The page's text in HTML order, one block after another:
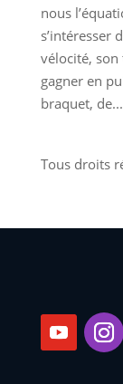
nous
s’intéresser
vélocité,
gagner en
braquet, de...
Tous droits